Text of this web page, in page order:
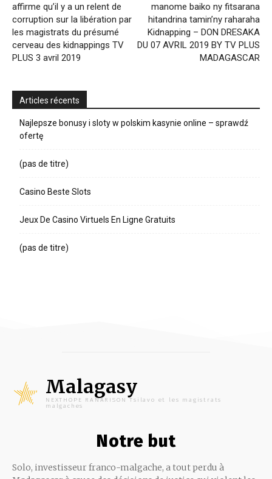
affirme qu’il y a un relent de
corruption sur la libération par
les magistrats du présumé
cerveau des kidnappings TV
PLUS 3 avril 2019
manome baiko ny fitsarana
hitandrina tamin’ny raharaha
Kidnapping – DON DRESAKA
DU 07 AVRIL 2019 BY TV PLUS
MADAGASCAR
Articles récents
Najlepsze bonusy i sloty w polskim kasynie online – sprawdź
ofertę
(pas de titre)
Casino Beste Slots
Jeux De Casino Virtuels En Ligne Gratuits
(pas de titre)
Malagasy
NEXTHOPE RANARISON Tsilavo et les magistrats
malgaches
Notre but
Solo, investisseur franco-malgache, a tout perdu à